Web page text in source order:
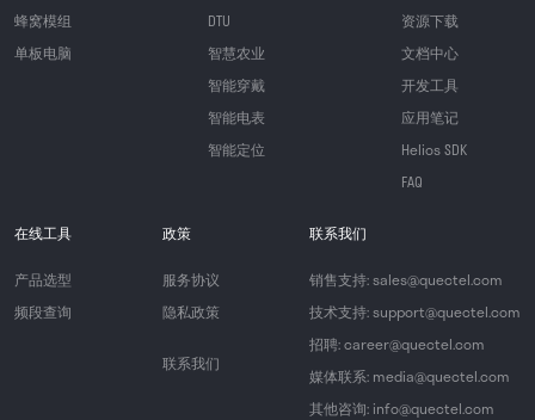
蜂窝模组
单板电脑
DTU
智慧农业
智能穿戴
智能电表
智能定位
资源下载
文档中心
开发工具
应用笔记
Helios SDK
FAQ
在线工具
产品选型
频段查询
政策
服务协议
隐私政策
联系我们
联系我们
销售支持: sales@quectel.com
技术支持: support@quectel.com
招聘: career@quectel.com
媒体联系: media@quectel.com
其他咨询: info@quectel.com